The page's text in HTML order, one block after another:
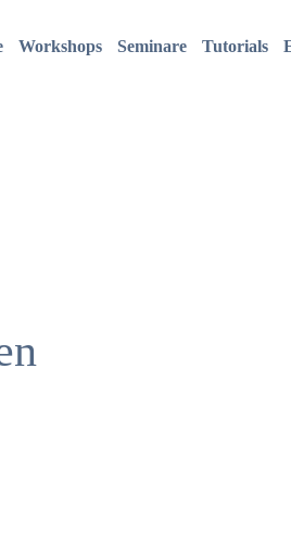
Workshops Seminare Tutorials